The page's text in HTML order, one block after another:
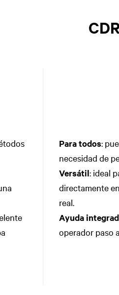
Para todos:
necesidad de
Versátil: ideal
directamente
real.
Ayuda
operador paso